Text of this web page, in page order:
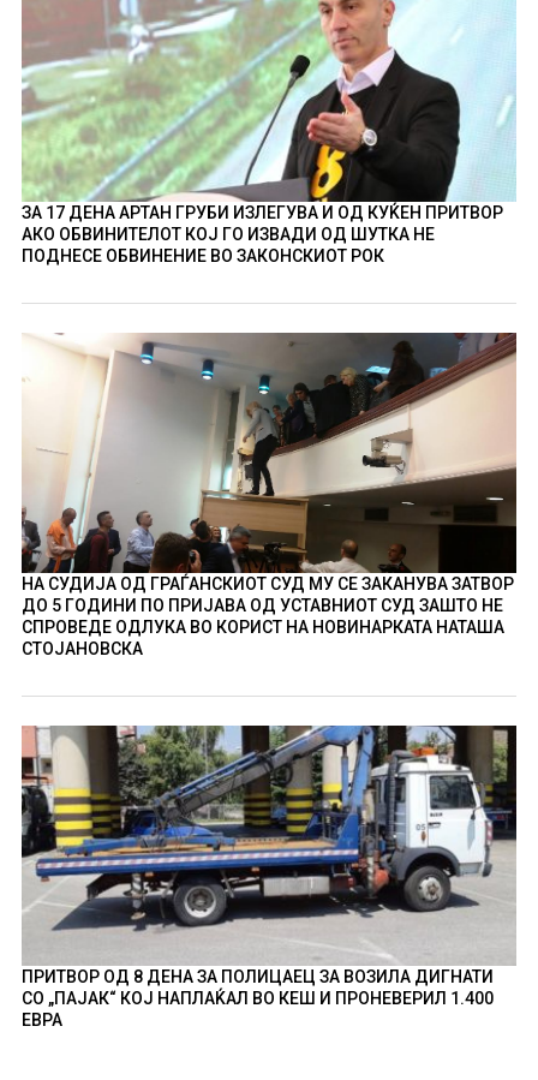
ЗА 17 ДЕНА АРТАН ГРУБИ ИЗЛЕГУВА И ОД КУЌЕН ПРИТВОР
АКО ОБВИНИТЕЛОТ КОЈ ГО ИЗВАДИ ОД ШУТКА НЕ
ПОДНЕСЕ ОБВИНЕНИЕ ВО ЗАКОНСКИОТ РОК
НА СУДИЈА ОД ГРАЃАНСКИОТ СУД МУ СЕ ЗАКАНУВА ЗАТВОР
ДО 5 ГОДИНИ ПО ПРИЈАВА ОД УСТАВНИОТ СУД ЗАШТО НЕ
СПРОВЕДЕ ОДЛУКА ВО КОРИСТ НА НОВИНАРКАТА НАТАША
СТОЈАНОВСКА
ПРИТВОР ОД 8 ДЕНА ЗА ПОЛИЦАЕЦ ЗА ВОЗИЛА ДИГНАТИ
СО „ПАЈАК“ КОЈ НАПЛАЌАЛ ВО КЕШ И ПРОНЕВЕРИЛ 1.400
ЕВРА